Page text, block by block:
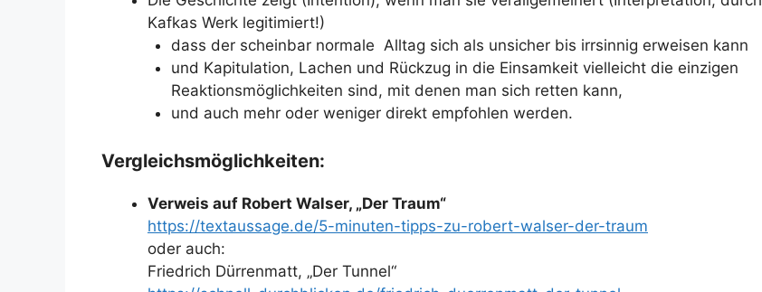
Kafkas Werk legitimiert!)
dass der scheinbar normale Alltag sich als unsicher bis irrsinnig erweisen kann
und Kapitulation, Lachen und Rückzug in die Einsamkeit vielleicht die einzigen
Reaktionsmöglichkeiten sind, mit denen man sich retten kann,
und auch mehr oder weniger direkt empfohlen werden.
Vergleichsmöglichkeiten:
Verweis auf Robert Walser, „Der Traum“
https://textaussage.de/5-minuten-tipps-zu-robert-walser-der-traum
oder auch:
Friedrich Dürrenmatt, „Der Tunnel“